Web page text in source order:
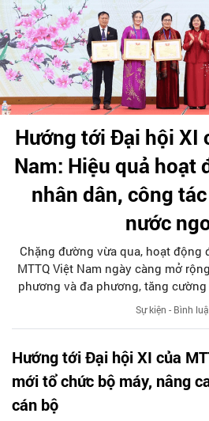
Hướng tới Đại hội XI
Nam: Hiệu quả hoạt
nhân dân, công
nước
Chặng đường vừa qua, hoạt động
MTTQ Việt Nam ngày càng mở
phương và đa phương, tăng
Nam trên trường quốc tế, củng
dân tộc gắn với đoàn kết quốc tế.
với những thắng lợi,
Sự kiện - Bình
Hướng tới Đại hội XI của
mới tổ chức bộ máy, nâng
cán bộ